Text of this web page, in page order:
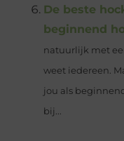
De beste
beginnend
natuurlijk met
weet iedereen.
jou als
bij...